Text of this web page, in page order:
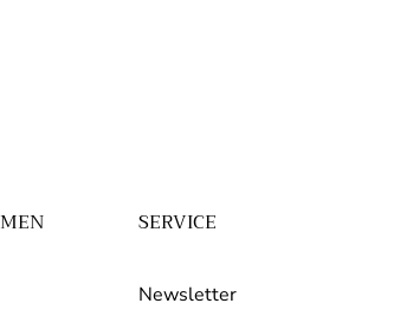
SERVICE
Newsletter